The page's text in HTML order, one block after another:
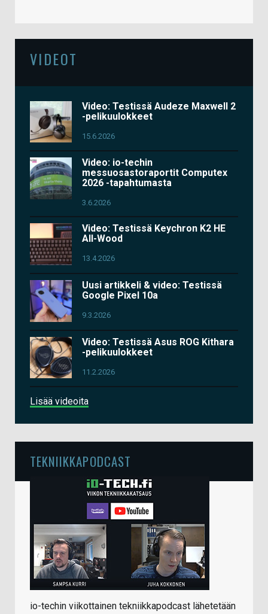
VIDEOT
Video: Testissä Audeze Maxwell 2
-pelikuulokkeet
15.6.2026
Video: io-techin
messuosastoraportit Computex
2026 -tapahtumasta
3.6.2026
Video: Testissä Keychron K2 HE
All-Wood
13.4.2026
Uusi artikkeli & video: Testissä
Google Pixel 10a
9.3.2026
Video: Testissä Asus ROG Kithara
-pelikuulokkeet
11.2.2026
Lisää videoita
TEKNIIKKAPODCAST
io-techin viikottainen tekniikkapodcast lähetetään